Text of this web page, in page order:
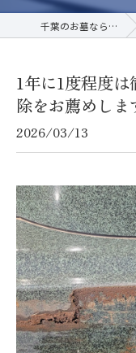
千葉のお墓なら株式会社たくみ
1年に1度程度
除をお薦めしま
2026/03/13